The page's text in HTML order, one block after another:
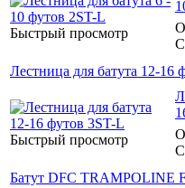
Быстрый просмотр
Лестница для батута 12-16
Быстрый просмотр
Батут DFC TRAMPOLINE